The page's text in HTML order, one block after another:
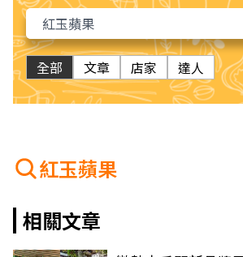
全部 文章 店家 達人
紅玉蘋果
相關文章